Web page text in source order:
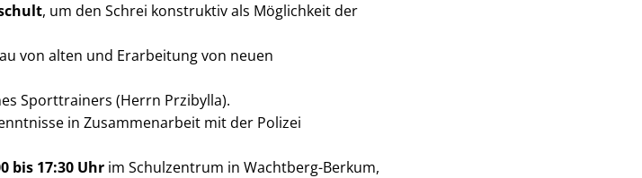
, um den Schrei konstruktiv als Möglichkeit der
von alten und Erarbeitung von neuen
Sporttrainers (Herrn Przibylla).
in Zusammenarbeit mit der Polizei
bis 17:30 Uhr im Schulzentrum in Wachtberg-Berkum,